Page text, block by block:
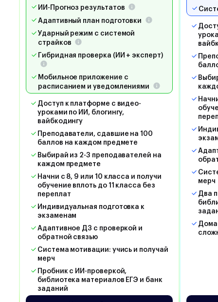
ИИ-Прогноз результатов
Адаптивный план подготовки
Ударный режим с системой
страйков
Гибридная проверка (ИИ + эксперт)
Мобильное приложение с
расписанием и уведомлениями
Доступ к платформе с видео-
уроками по ИИ, блогингу,
вайбкодингу
Преподаватели, сдавшие на 100
баллов на каждом предмете
Выбирай из 2-3 преподавателей на
каждом предмете
Начни с 8, 9 или 10 класса и получи
обучение вплоть до 11 класса без
переплат
Индивидуальная подготовка к
экзаменам
Адаптивное ДЗ с проверкой и
обратной связью
Система мотивации: учись и получай
мерч
Пробник с ИИ-проверкой,
библиотека материалов ЕГЭ и банк
заданий
мерч
Два